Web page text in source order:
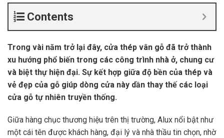
Contents
Trong vài năm trở lại đây, cửa thép vân gỗ đã trở thành
xu hướng phổ biến trong các công trình nhà ở, chung cư
và biệt thự hiện đại. Sự kết hợp giữa độ bền của thép và
vẻ đẹp của gỗ giúp dòng cửa này dần thay thế các loại
cửa gỗ tự nhiên truyền thống.
Giữa hàng chục thương hiệu trên thị trường, Alux nổi bật như
một cái tên được khách hàng, đại lý và nhà thầu tin chọn, nhờ